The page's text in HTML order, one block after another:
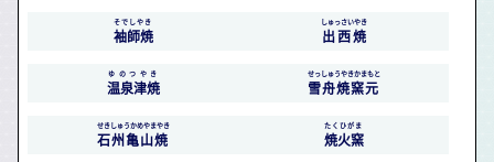
袖師焼
そでしやき
出西焼
しゅっさいやき
温泉津焼
ゆのつやき
雪舟焼窯元
せっしゅうやきかまもと
石州亀山焼
せきしゅうかめやまやき
焼火窯
たくひがま